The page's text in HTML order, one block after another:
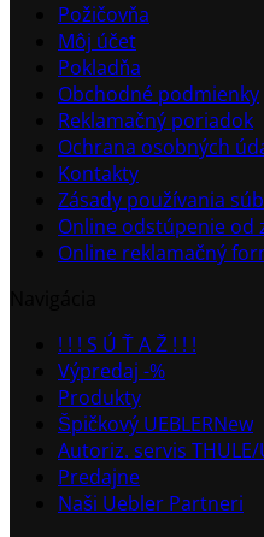
Požičovňa
Môj účet
Pokladňa
Obchodné podmienky
Reklamačný poriadok
Ochrana osobných
Kontakty
Zásady používania
Online odstúpenie od
Online reklamačný
! ! ! S Ú Ť A Ž ! ! !
Výpredaj -%
Produkty
Špičkový UEBLER
Autoriz. servis THULE/
Predajne
Naši Uebler Partneri